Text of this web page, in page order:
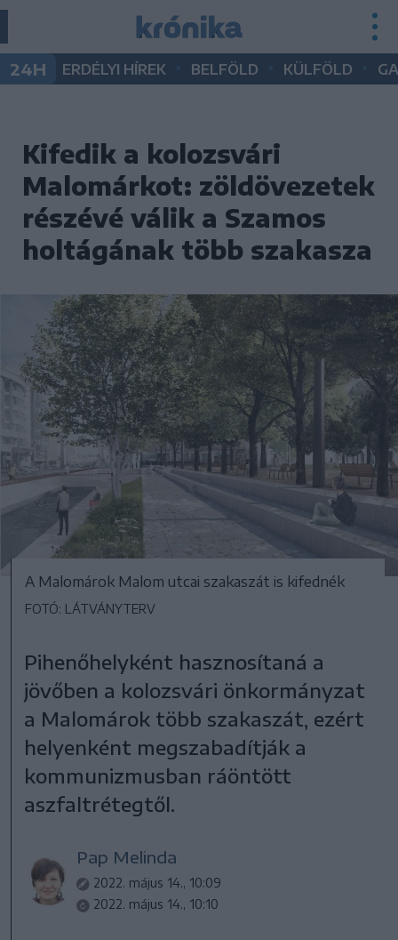
24H ERDÉLYI HÍREK BELFÖLD KÜLFÖLD
Kifedik a kolozsvári
Malomárkot: zöldövezetek
részévé válik a Szamos
holtágának több szakasza
A Malomárok Malom utcai szakaszát is kifednék
FOTÓ: LÁTVÁNYTERV
Pihenőhelyként hasznosítaná a
jövőben a kolozsvári önkormányzat
a Malomárok több szakaszát, ezért
helyenként megszabadítják a
kommunizmusban ráöntött
aszfaltrétegtől.
Pap Melinda
2022. május 14., 10:09
2022. május 14., 10:10